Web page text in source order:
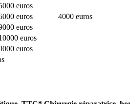
euros
euros
4000 euros
euros
euros
euros